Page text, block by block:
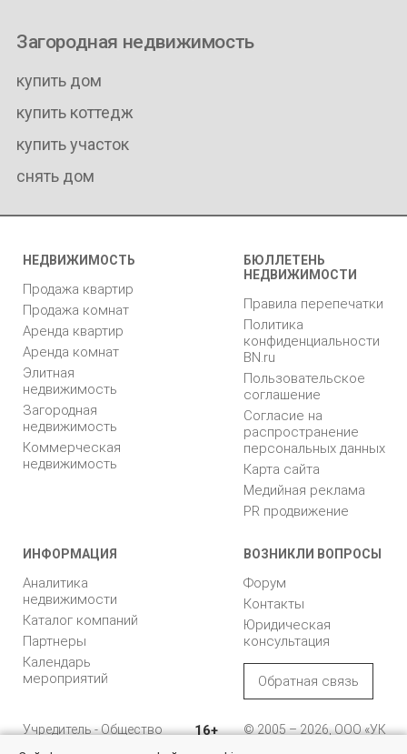
Загородная недвижимость
купить дом
купить коттедж
купить участок
снять дом
НЕДВИЖИМОСТЬ
Продажа квартир
Продажа комнат
Аренда квартир
Аренда комнат
Элитная
недвижимость
Загородная
недвижимость
Коммерческая
недвижимость
БЮЛЛЕТЕНЬ
НЕДВИЖИМОСТИ
Правила перепечатки
Политика
конфиденциальности
BN.ru
Пользовательское
соглашение
Согласие на
распространение
персональных данных
Карта сайта
Медийная реклама
PR продвижение
ИНФОРМАЦИЯ
Аналитика
недвижимости
Каталог компаний
Партнеры
Календарь
мероприятий
ВОЗНИКЛИ ВОПРОСЫ
Форум
Контакты
Юридическая
консультация
Обратная связь
Учредитель - Общество
16+
© 2005 – 2026, ООО «УК